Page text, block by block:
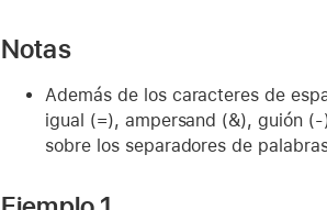
Notas
Además de los caracteres de
igual (=), ampersand (&), guión
sobre los separadores de